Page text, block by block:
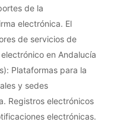
de la
electrónica. El
de servicios de
en Andalucía
Plataformas para la
y sedes
Registros electrónicos
electrónicas.